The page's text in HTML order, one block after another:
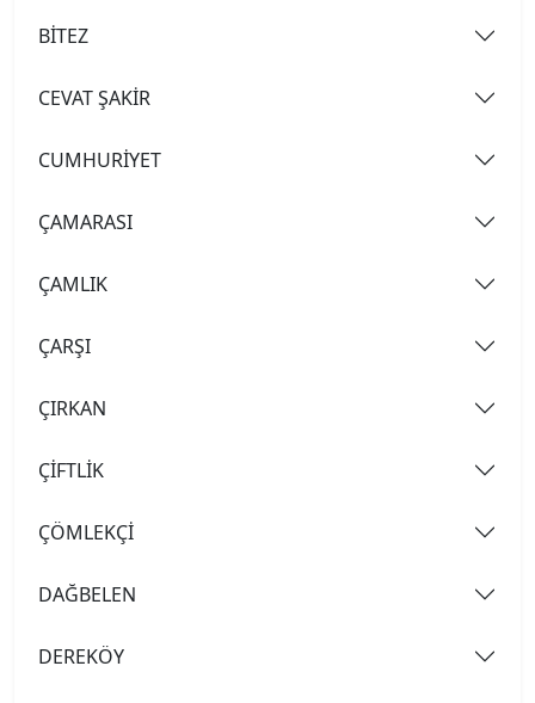
BİTEZ
CEVAT ŞAKİR
CUMHURİYET
ÇAMARASI
ÇAMLIK
ÇARŞI
ÇIRKAN
ÇİFTLİK
ÇÖMLEKÇİ
DAĞBELEN
DEREKÖY